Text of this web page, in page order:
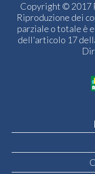
Copyright © 2017
Riproduzione dei
parziale o totale è
dell'articolo 17